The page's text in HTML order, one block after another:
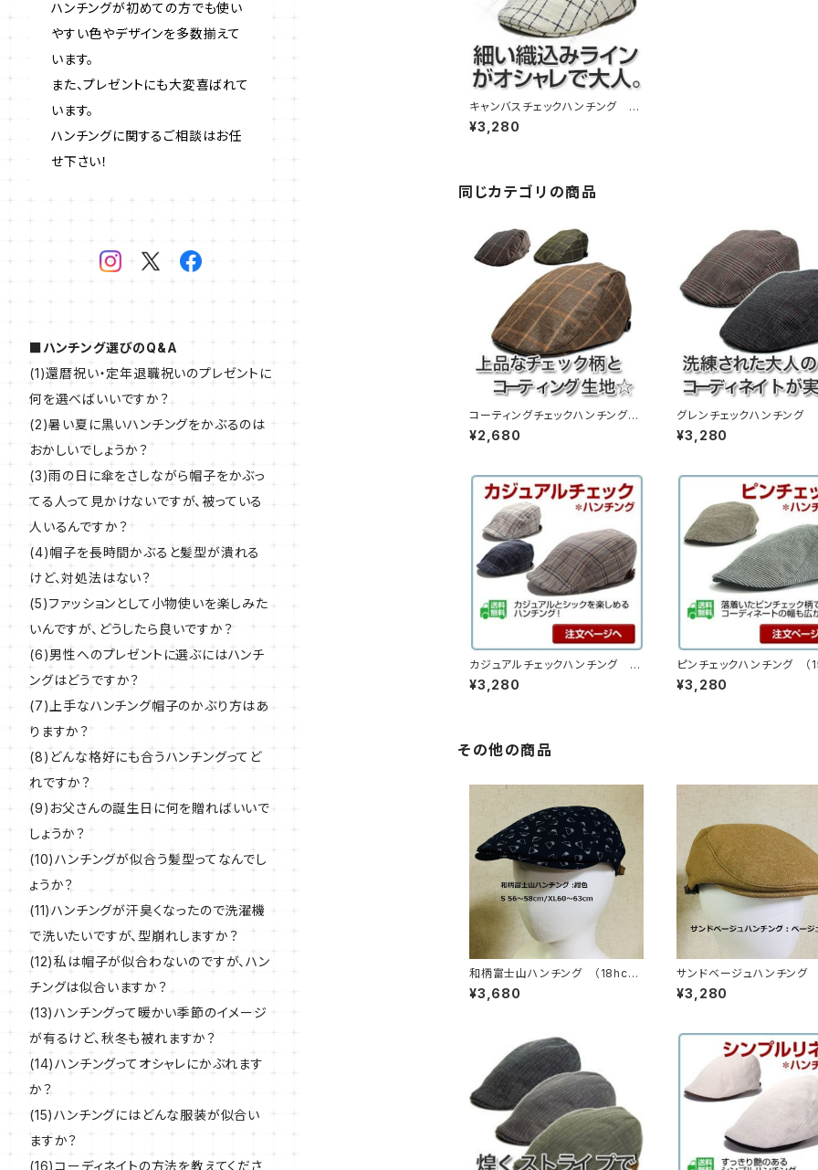
キャンバスチェックハンチング （1
3hc-ss03）
¥3,280
同じカテゴリの商品
コーティングチェックハンチング
（12hc-ss11）
¥2,680
グレンチェックハンチング
-ss12）
¥3,280
カジュアルチェックハンチング （1
4hc-ss08）
¥3,280
ピンチェックハンチング （
s03）
¥3,280
その他の商品
和柄富士山ハンチング （18hc-s
s01）
¥3,680
サンドベージュハンチング
c-aw05）
¥3,280
ハンチングが初めての方でも使い
やすい色やデザインを多数揃えて
います。
また、プレゼントにも大変喜ばれて
います。
ハンチングに関するご相談はお任
せ下さい！
■ハンチング選びのQ&A
(1)還暦祝い・定年退職祝いのプレゼントに
何を選べばいいですか？
(2)暑い夏に黒いハンチングをかぶるのは
おかしいでしょうか？
(3)雨の日に傘をさしながら帽子をかぶっ
てる人って見かけないですが、被っている
人いるんですか？
(4)帽子を長時間かぶると髪型が潰れる
けど、対処法はない？
(5)ファッションとして小物使いを楽しみた
いんですが、どうしたら良いですか？
(6)男性へのプレゼントに選ぶにはハンチ
ングはどうですか？
(7)上手なハンチング帽子のかぶり方はあ
りますか？
(8)どんな格好にも合うハンチングってど
れですか？
(9)お父さんの誕生日に何を贈ればいいで
しょうか？
(10)ハンチングが似合う髪型ってなんでし
ょうか？
(11)ハンチングが汗臭くなったので洗濯機
で洗いたいですが、型崩れしますか？
(12)私は帽子が似合わないのですが、ハン
チングは似合いますか？
(13)ハンチングって暖かい季節のイメージ
が有るけど、秋冬も被れますか？
(14)ハンチングってオシャレにかぶれます
か？
(15)ハンチングにはどんな服装が似合い
ますか？
(16)コーディネイトの方法を教えてくださ